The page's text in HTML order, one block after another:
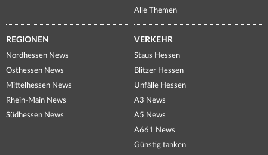
Alle Themen
REGIONEN
Nordhessen News
Osthessen News
Mittelhessen News
Rhein-Main News
Südhessen News
VERKEHR
Staus Hessen
Blitzer Hessen
Unfälle Hessen
A3 News
A5 News
A661 News
Günstig tanken